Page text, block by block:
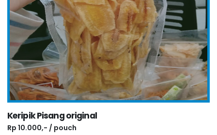
Keripik Pisang original
Rp 10.000,- / pouch